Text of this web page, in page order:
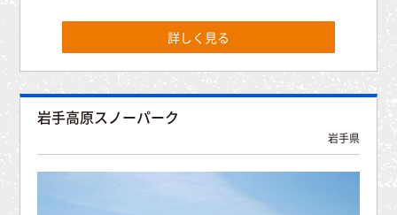
詳しく見る
岩手高原スノーパーク
岩手県